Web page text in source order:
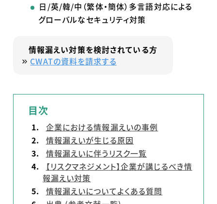
日 /英/韓/中（繁体・簡体）多言語対応による
グローバルなセキュリティ対策
情報漏えい対策を検討されている方
CWATの資料を請求する
目次
企業における情報漏えいの事例
情報漏えいが生じる原因
情報漏えいに伴うリスク一覧
【リスクマネジメント】企業が講じるべき情
報漏えい対策
情報漏えいについてよくある質問